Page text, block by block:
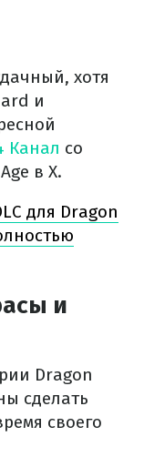
хотя
и
Канал со
в X.
для Dragon
и
Dragon
сделать
своего